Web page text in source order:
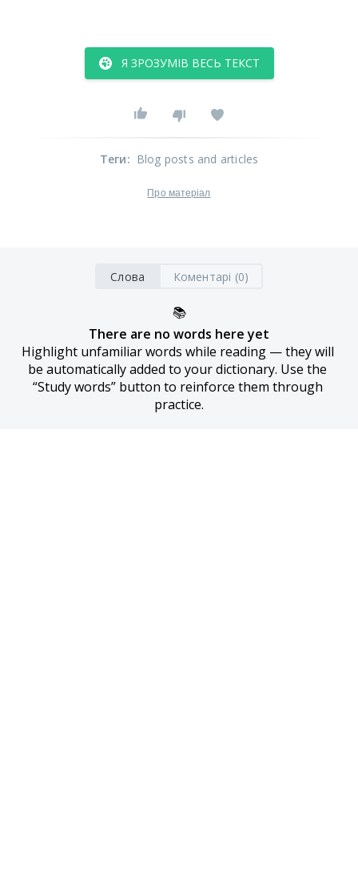
Я ЗРОЗУМІВ ВЕСЬ ТЕКСТ
Теги: Blog posts and articles
Про матеріал
Слова Коментарі (0)
📚
There are no words here yet
Highlight unfamiliar words while reading — they will
be automatically added to your dictionary. Use the
“Study words” button to reinforce them through
practice.